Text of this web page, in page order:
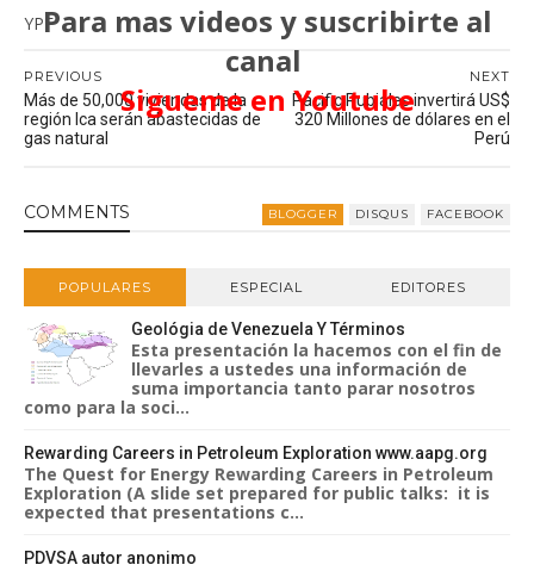
Para mas videos y suscribirte al
canal
Sigueme en Youtube
YPF
NEXT
Pacific Rubiales invertirá US$
320 Millones de dólares en el
Perú
PREVIOUS
Más de 50,000 viviendas de la
región Ica serán abastecidas de
gas natural
COMMENTS BLOGGER DISQUS FACEBOOK
POPULARES ESPECIAL EDITORES
Geológia de Venezuela Y Términos
Esta presentación la hacemos con el fin de
llevarles a ustedes una información de
suma importancia tanto parar nosotros
como para la soci...
Rewarding Careers in Petroleum Exploration www.aapg.org
The Quest for Energy Rewarding Careers in Petroleum
Exploration (A slide set prepared for public talks: it is
expected that presentations c...
PDVSA autor anonimo